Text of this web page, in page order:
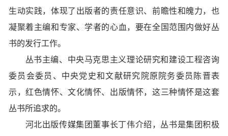
生动实践，体现了出版者的责任意识、前瞻性和魄力，也
凝聚着主编和专家、学者的心血，要在全国范围内做好丛
书的发行工作。
丛书主编、中央马克思主义理论研究和建设工程咨询
委员会委员、中央党史和文献研究院原院务委员陈晋表
示，红色情怀、文化情怀、出版情怀，这三种情怀是这套
丛书所追求的。
河北出版传媒集团董事长丁伟介绍，丛书是集团积极